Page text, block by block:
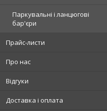
Паркувальні і ланцюгові
бар'єри
Прайс-листи
Про нас
Відгуки
Доставка і оплата